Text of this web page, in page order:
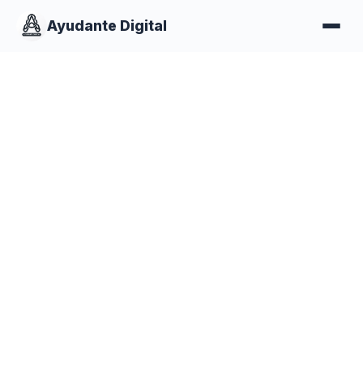
Ayudante Digital